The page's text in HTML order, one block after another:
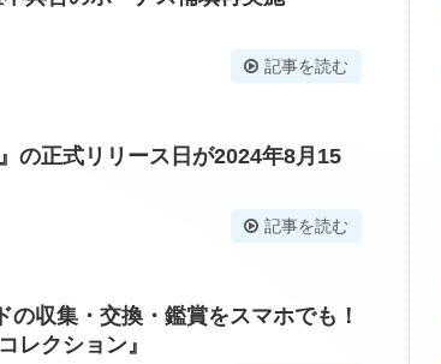
記事を読む
の正式リリース日が2024年8月15
記事を読む
の収集・交換・鑑賞をスマホでも！
レクション』